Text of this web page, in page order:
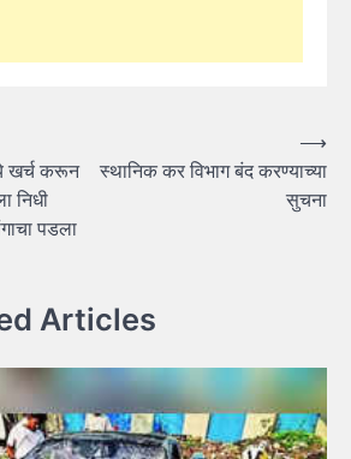
खर्च करून
निधी
पडला
स्थानिक कर विभाग बंद करण्याच्या
सुचना
⟶
Articles